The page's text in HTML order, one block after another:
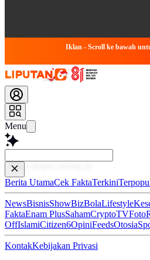
Iklan - Scroll ke bawah
Menu
Baca lebih
Berita UtamaCek FaktaTerkini
NewsBisnisShowBizBolaLifestyle
FaktaEnam PlusSahamCryptoTVFoto
OffIslamiCitizen6OpiniFeedsOtosia
KontakKebijakan Privasi